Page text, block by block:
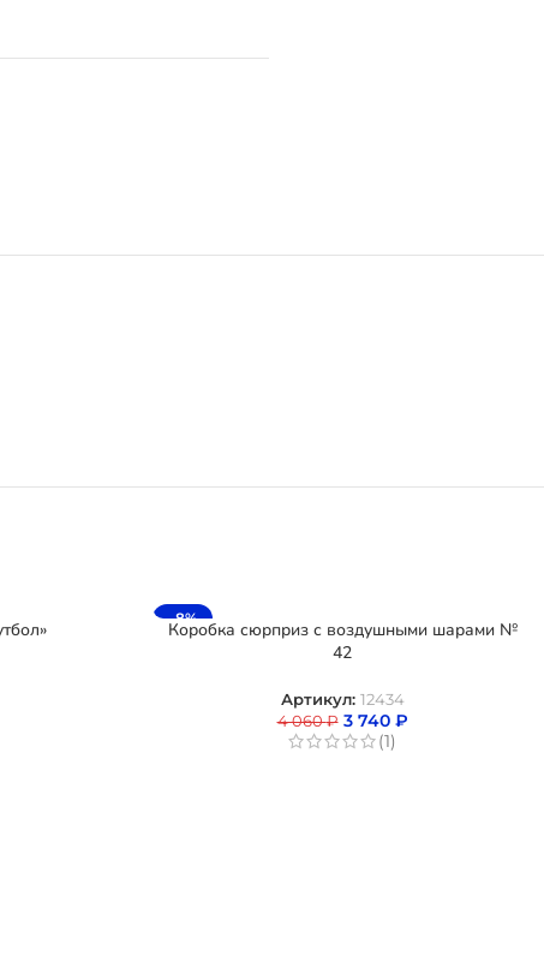
-8%
Коробка сюрприз с воздушными шарами №
42
Артикул: 12434
4 060₽ 3 740 ₽
(1)